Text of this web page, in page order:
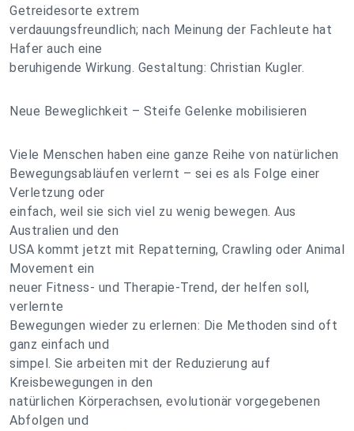
Getreidesorte extrem
verdauungsfreundlich; nach Meinung der Fachleute hat
Hafer auch eine
beruhigende Wirkung. Gestaltung: Christian Kugler.
Neue Beweglichkeit – Steife Gelenke mobilisieren
Viele Menschen haben eine ganze Reihe von natürlichen
Bewegungsabläufen verlernt – sei es als Folge einer
Verletzung oder
einfach, weil sie sich viel zu wenig bewegen. Aus
Australien und den
USA kommt jetzt mit Repatterning, Crawling oder Animal
Movement ein
neuer Fitness- und Therapie-Trend, der helfen soll,
verlernte
Bewegungen wieder zu erlernen: Die Methoden sind oft
ganz einfach und
simpel. Sie arbeiten mit der Reduzierung auf
Kreisbewegungen in den
natürlichen Körperachsen, evolutionär vorgegebenen
Abfolgen und